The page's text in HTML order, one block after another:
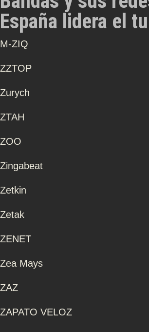
España lidera el
Μ-ZIQ
ZZTOP
Zurych
ZTAH
ZOO
Zingabeat
Zetkin
Zetak
ZENET
Zea Mays
ZAZ
ZAPATO VELOZ